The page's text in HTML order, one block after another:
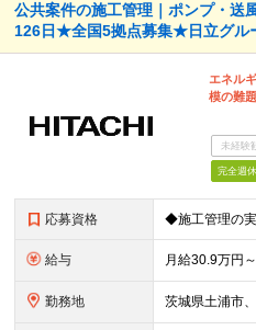
公共案件の施工管理｜ポンプ・
126日★全国5拠点募集★日立グル
エネル
模の難
未経験
完全週
応募資格
給与
勤務地